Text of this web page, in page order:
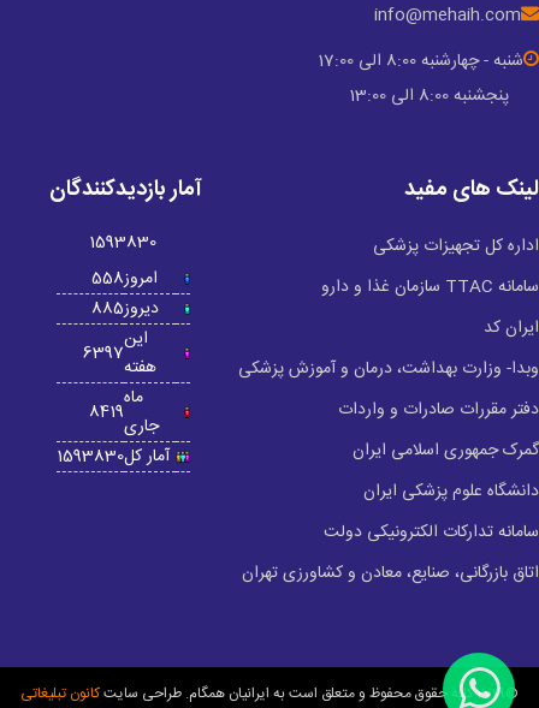
info@mehaih.com
شنبه - چهارشنبه 8:00 الی 17:00
پنجشنبه 8:00 الی 13:00
لینک های مفید
اداره کل تجهیزات پزشکی
سامانه TTAC سازمان غذا و دارو
ایران کد
وبدا- وزارت بهداشت، درمان و آموزش پزشکی
دفتر مقررات صادرات و واردات
گمرک جمهوری اسلامی ایران
دانشگاه علوم پزشکی ایران
سامانه تدارکات الکترونیکی دولت
اتاق بازرگانی، صنایع، معادن و کشاورزی تهران
آمار بازدیدکنندگان
1593830
امروز558
دیروز885
این
هفته6397
ماه
جاری8419
آمار کل1593830
©2019 کلیه حقوق محفوظ و متعلق است به ایرانیان همگام. طراحی سایت کانون تبلیغاتی